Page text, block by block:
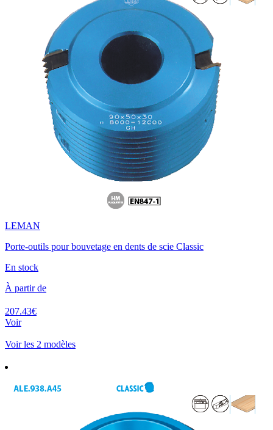
LEMAN
Porte-outils pour bouvetage en dents de scie Classic
En stock
À partir de
207.43€
Voir
Voir les 2 modèles